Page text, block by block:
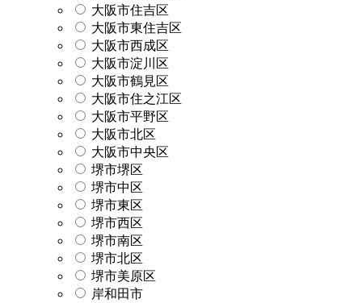
大阪市住吉区
大阪市東住吉区
大阪市西成区
大阪市淀川区
大阪市鶴見区
大阪市住之江区
大阪市平野区
大阪市北区
大阪市中央区
堺市堺区
堺市中区
堺市東区
堺市西区
堺市南区
堺市北区
堺市美原区
岸和田市